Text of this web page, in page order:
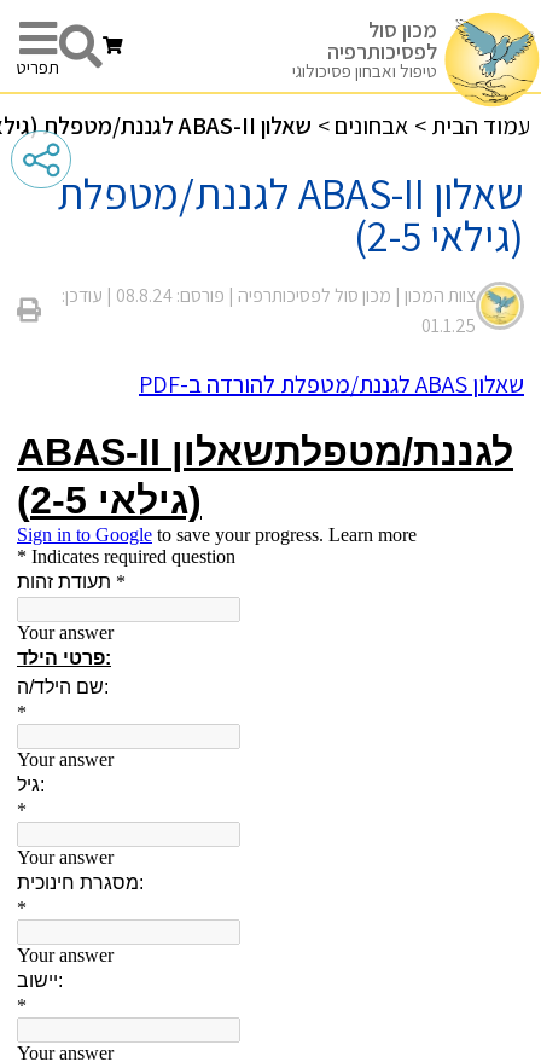
מכון סול
לפסיכותרפיה
טיפול ואבחון פסיכולוגי תפריט
שאלון ABAS-II לגננת/מטפלת (גילאי 2-5) > אבחונים > עמוד הבית
שאלון ABAS-II לגננת/מטפלת
(גילאי 2-5)
צוות המכון | מכון סול לפסיכותרפיה | פורסם: 08.8.24
| עודכן:
01.1.25
שאלון ABAS לגננת/מטפלת להורדה ב-PDF